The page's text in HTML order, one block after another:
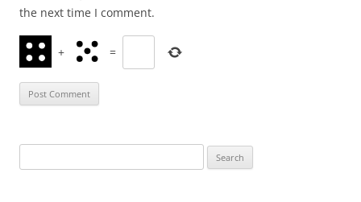
the next time I comment.
+ =
for: